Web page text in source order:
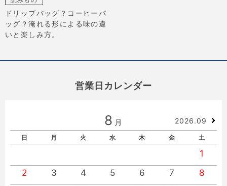
ドリップバッグ？コーヒーバ
ッグ？淹れる形による味の違
いと楽しみ方。
営業日カレンダー
8 月 2026.09
日 月 火 水 木 金 土
1
2
3 4 5 6 7
8